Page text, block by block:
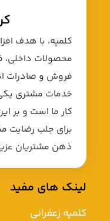
لینک های مفید
کلمپه زعفرانی
کلمپه، با هدف
محصولات داخلی،
فروش و صادرات
خدمات مشتری
کار ما است و بر
برای جلب رضایت
ذهن مشتریان